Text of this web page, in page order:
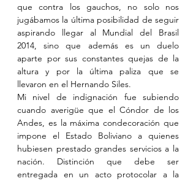
que contra los gauchos, no solo nos
jugábamos la última posibilidad de seguir
aspirando llegar al Mundial del Brasil
2014, sino que además es un duelo
aparte por sus constantes quejas de la
altura y por la última paliza que se
llevaron en el Hernando Siles.
Mi nivel de indignación fue subiendo
cuando averigüe que el Cóndor de los
Andes, es la máxima condecoración que
impone el Estado Boliviano a quienes
hubiesen prestado grandes servicios a la
nación. Distinción que debe ser
entregada en un acto protocolar a la